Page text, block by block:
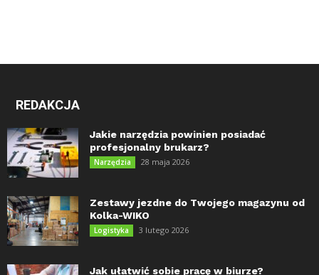
REDAKCJA
Jakie narzędzia powinien posiadać
profesjonalny brukarz?
Narzędzia 28 maja 2026
Zestawy jezdne do Twojego magazynu od
Kolka-WIKO
Logistyka 3 lutego 2026
Jak ułatwić sobie pracę w biurze?